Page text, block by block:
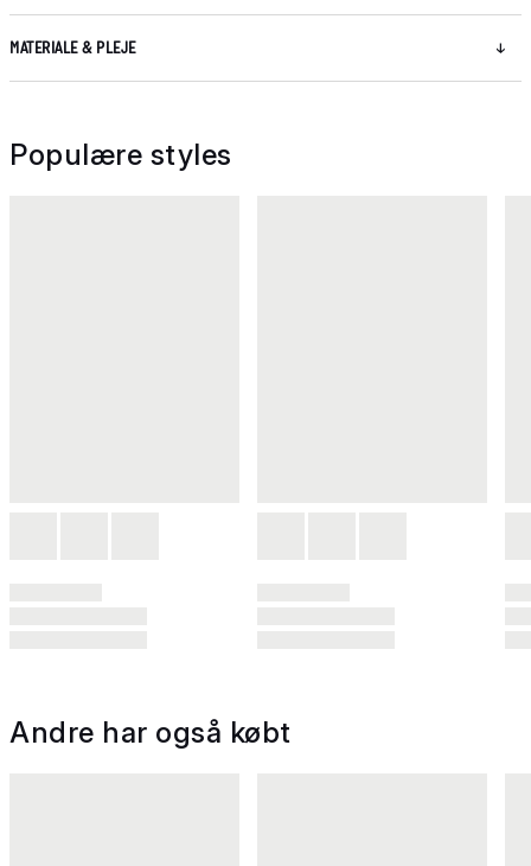
MATERIALE & PLEJE
Populære styles
Andre har også købt